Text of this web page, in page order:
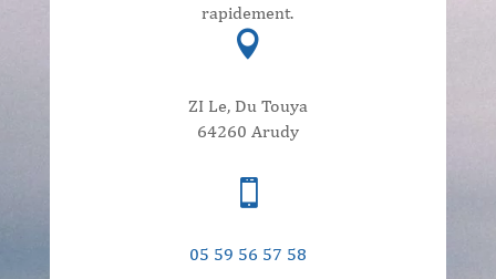
rapidement.

ZI Le, Du Touya
64260 Arudy

05 59 56 57 58